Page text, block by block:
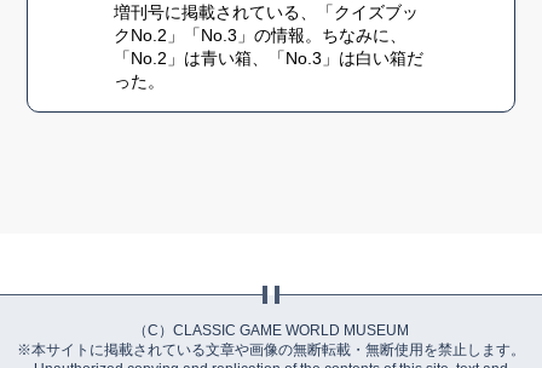
増刊号に掲載されている、「クイズブッ
クNo.2」「No.3」の情報。ちなみに、
「No.2」は青い箱、「No.3」は白い箱だ
った。
（C）CLASSIC GAME WORLD MUSEUM
※本サイトに掲載されている文章や画像の無断転載・無断使用を禁止します。